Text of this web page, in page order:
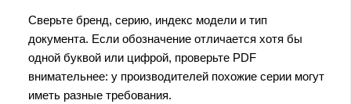
Сверьте бренд, серию, индекс модели и тип
документа. Если обозначение отличается хотя бы
одной буквой или цифрой, проверьте PDF
внимательнее: у производителей похожие серии могут
иметь разные требования.